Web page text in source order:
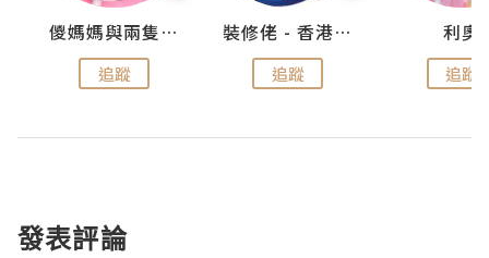
儍媽媽與兩隻小魔怪之家
追蹤
裝修佬 - 香港一站式網上裝修平台
追蹤
利奧
追蹤
發表評論